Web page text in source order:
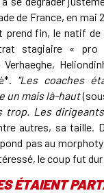
de France, en mai
prend fin, le natif
stagiaire «
"Les coaches
un mais là-haut
trop. Les
autres, sa taille.
pas au
le coup fut
ÉTAIENT